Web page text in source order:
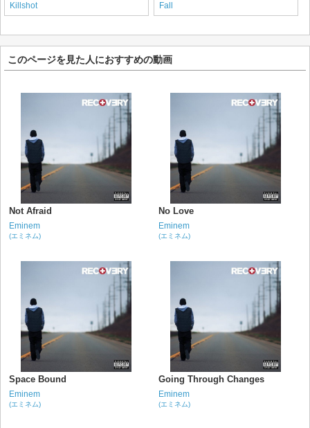
Killshot
Fall
このページを見た人におすすめの動画
Not Afraid
Eminem
(エミネム)
No Love
Eminem
(エミネム)
Space Bound
Eminem
(エミネム)
Going Through Changes
Eminem
(エミネム)